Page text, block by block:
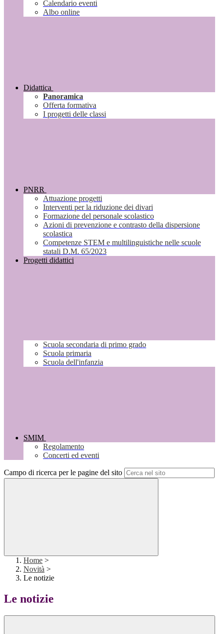
Calendario eventi
Albo online
Didattica
Panoramica
Offerta formativa
I progetti delle classi
PNRR
Attuazione progetti
Interventi per la riduzione dei divari
Formazione del personale scolastico
Azioni di prevenzione e contrasto della dispersione
scolastica
Competenze STEM e multilinguistiche nelle scuole
statali D.M. 65/2023
Progetti didattici
Scuola secondaria di primo grado
Scuola primaria
Scuola dell'infanzia
SMIM
Regolamento
Concerti ed eventi
Campo di ricerca per le pagine del sito
Home >
Novità >
Le notizie
Le notizie